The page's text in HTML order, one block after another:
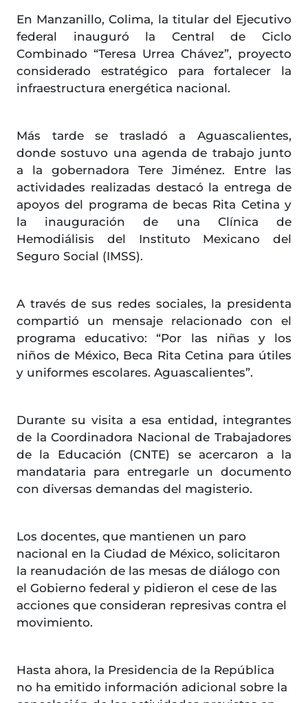
En Manzanillo, Colima, la titular del Ejecutivo
federal inauguró la Central de Ciclo
Combinado “Teresa Urrea Chávez”, proyecto
considerado estratégico para fortalecer la
infraestructura energética nacional.
Más tarde se trasladó a Aguascalientes,
donde sostuvo una agenda de trabajo junto
a la gobernadora Tere Jiménez. Entre las
actividades realizadas destacó la entrega de
apoyos del programa de becas Rita Cetina y
la inauguración de una Clínica de
Hemodiálisis del Instituto Mexicano del
Seguro Social (IMSS).
A través de sus redes sociales, la presidenta
compartió un mensaje relacionado con el
programa educativo: “Por las niñas y los
niños de México, Beca Rita Cetina para útiles
y uniformes escolares. Aguascalientes”.
Durante su visita a esa entidad, integrantes
de la Coordinadora Nacional de Trabajadores
de la Educación (CNTE) se acercaron a la
mandataria para entregarle un documento
con diversas demandas del magisterio.
Los docentes, que mantienen un paro
nacional en la Ciudad de México, solicitaron
la reanudación de las mesas de diálogo con
el Gobierno federal y pidieron el cese de las
acciones que consideran represivas contra el
movimiento.
Hasta ahora, la Presidencia de la República
no ha emitido información adicional sobre la